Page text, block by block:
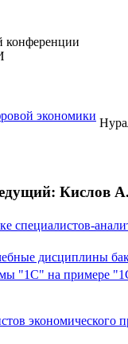
конференции
экономики
Кислов
специалистов-
дисциплины
"1С" на примере
экономического